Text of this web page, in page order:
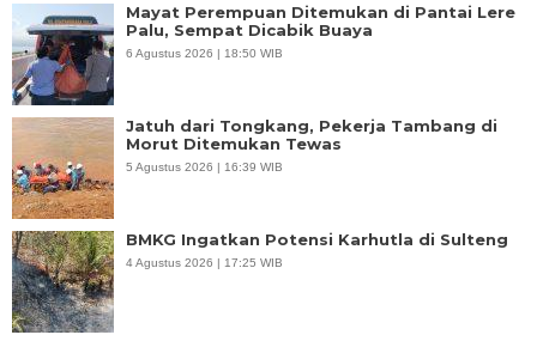
Mayat Perempuan Ditemukan di Pantai Lere
Palu, Sempat Dicabik Buaya
6 Agustus 2026 | 18:50 WIB
Jatuh dari Tongkang, Pekerja Tambang di
Morut Ditemukan Tewas
5 Agustus 2026 | 16:39 WIB
BMKG Ingatkan Potensi Karhutla di Sulteng
4 Agustus 2026 | 17:25 WIB